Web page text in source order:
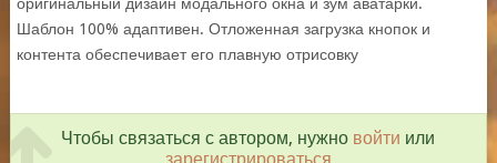
Шаблон 100% адаптивен. Отложенная загрузка кнопок и
контента обеспечивает его плавную отрисовку
Чтобы связаться с автором, нужно войти или